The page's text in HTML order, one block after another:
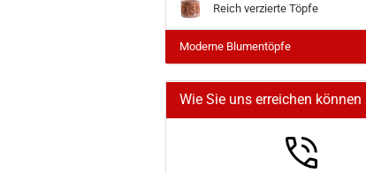
Reich verzierte Töpfe
Moderne Blumentöpfe
Wie Sie uns erreichen können